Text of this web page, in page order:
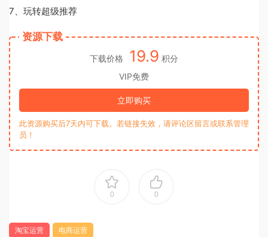
7、玩转超级推荐
资源下载
下载价格 19.9 积分
VIP免费
立即购买
此资源购买后7天内可下载。若链接失效，请评论区留言或联系管理
员！
0 0
淘宝运营 电商运营